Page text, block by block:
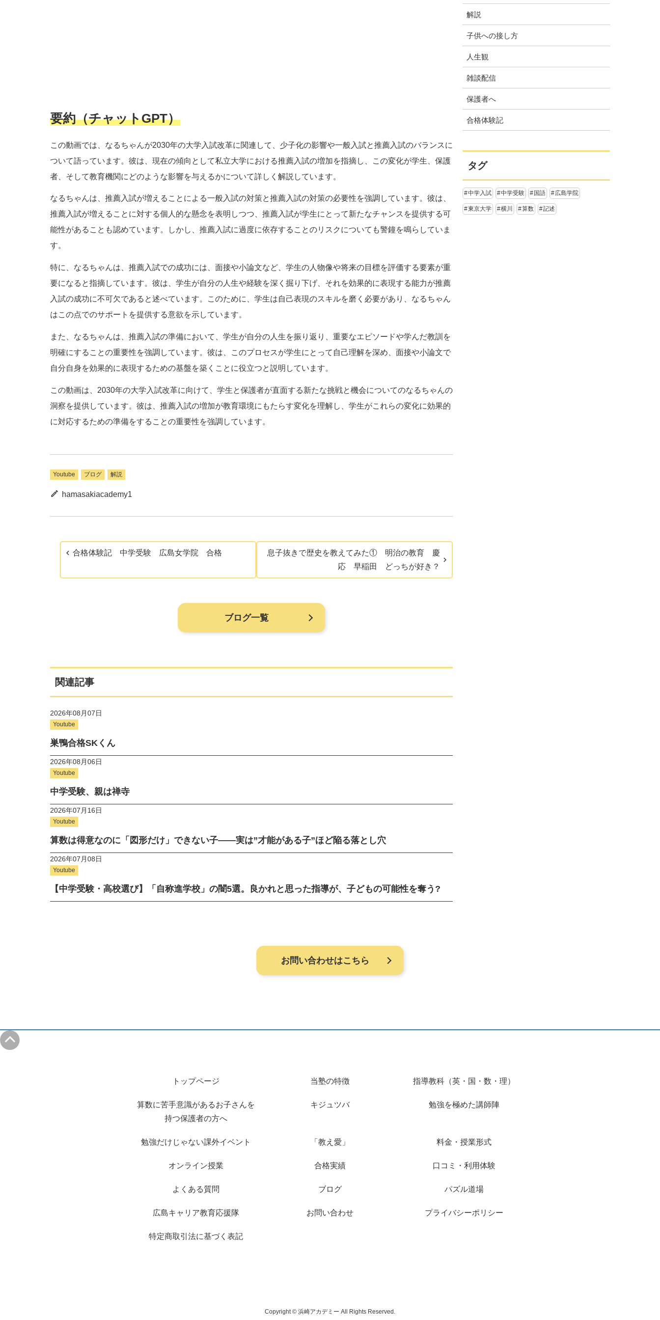
要約（チャットGPT）
この動画では、なるちゃんが2030年の大学入試改革に関連して、少子化の影響や一般入試と推薦入試のバランスに
ついて語っています。彼は、現在の傾向として私立大学における推薦入試の増加を指摘し、この変化が学生、保護
者、そして教育機関にどのような影響を与えるかについて詳しく解説しています。
なるちゃんは、推薦入試が増えることによる一般入試の対策と推薦入試の対策の必要性を強調しています。彼は、
推薦入試が増えることに対する個人的な懸念を表明しつつ、推薦入試が学生にとって新たなチャンスを提供する可
能性があることも認めています。しかし、推薦入試に過度に依存することのリスクについても警鐘を鳴らしていま
す。
特に、なるちゃんは、推薦入試での成功には、面接や小論文など、学生の人物像や将来の目標を評価する要素が重
要になると指摘しています。彼は、学生が自分の人生や経験を深く掘り下げ、それを効果的に表現する能力が推薦
入試の成功に不可欠であると述べています。このために、学生は自己表現のスキルを磨く必要があり、なるちゃん
はこの点でのサポートを提供する意欲を示しています。
また、なるちゃんは、推薦入試の準備において、学生が自分の人生を振り返り、重要なエピソードや学んだ教訓を
明確にすることの重要性を強調しています。彼は、このプロセスが学生にとって自己理解を深め、面接や小論文で
自分自身を効果的に表現するための基盤を築くことに役立つと説明しています。
この動画は、2030年の大学入試改革に向けて、学生と保護者が直面する新たな挑戦と機会についてのなるちゃんの
洞察を提供しています。彼は、推薦入試の増加が教育環境にもたらす変化を理解し、学生がこれらの変化に効果的
に対応するための準備をすることの重要性を強調しています。
Youtube ブログ 解説
hamasakiacademy1
合格体験記 中学受験 広島女学院 合格
息子抜きで歴史を教えてみた① 明治の教育 慶
応 早稲田 どっちが好き？
ブログ一覧
関連記事
2026年08月07日
Youtube
巣鴨合格SKくん
2026年08月06日
Youtube
中学受験、親は禅寺
2026年07月16日
Youtube
算数は得意なのに「図形だけ」できない子——実は”才能がある子”ほど陥る落とし穴
2026年07月08日
Youtube
【中学受験・高校選び】「自称進学校」の闇5選。良かれと思った指導が、子どもの可能性を奪う?
解説
子供への接し方
人生観
雑談配信
保護者へ
合格体験記
タグ
中学入試 中学受験 国語 広島学院
東京大学 横川 算数 記述
お問い合わせはこちら
トップページ 当塾の特徴 指導教科（英・国・数・理）
算数に苦手意識があるお子さんを
持つ保護者の方へ
キジュツバ 勉強を極めた講師陣
勉強だけじゃない課外イベント 「教え愛」 料金・授業形式
オンライン授業 合格実績 口コミ・利用体験
よくある質問 ブログ パズル道場
広島キャリア教育応援隊 お問い合わせ プライバシーポリシー
特定商取引法に基づく表記
Copyright © 浜崎アカデミー All Rights Reserved.